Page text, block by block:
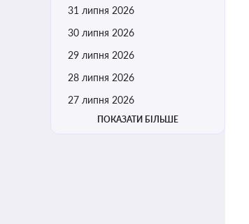
31 липня 2026
30 липня 2026
29 липня 2026
28 липня 2026
27 липня 2026
ПОКАЗАТИ БІЛЬШЕ